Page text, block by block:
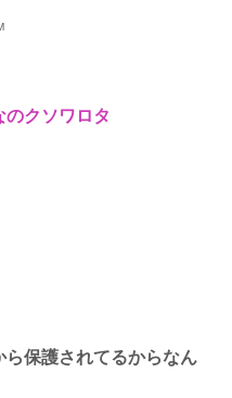
クソワロタ
保護されてるからなん